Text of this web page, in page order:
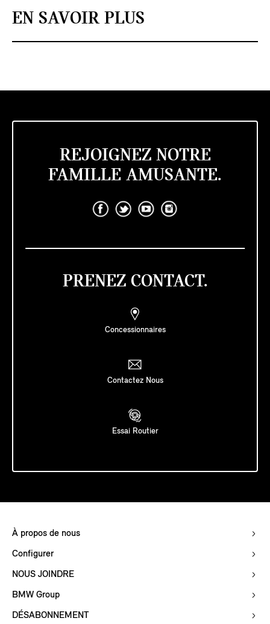
EN SAVOIR PLUS
REJOIGNEZ NOTRE
FAMILLE AMUSANTE.
PRENEZ CONTACT.
Concessionnaires
Contactez Nous
Essai Routier
À propos de nous
Configurer
NOUS JOINDRE
BMW Group
DÉSABONNEMENT